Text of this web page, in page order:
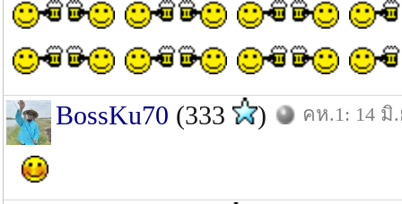
BossKu70 (333 ) คห.1: 14 มิ.